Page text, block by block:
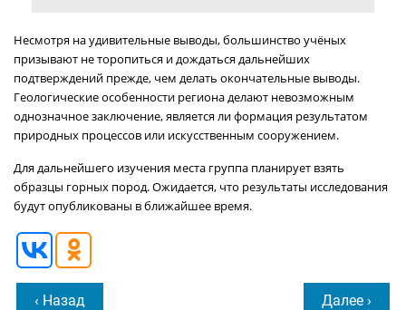
Несмотря на удивительные выводы, большинство учёных
призывают не торопиться и дождаться дальнейших
подтверждений прежде, чем делать окончательные выводы.
Геологические особенности региона делают невозможным
однозначное заключение, является ли формация результатом
природных процессов или искусственным сооружением.
Для дальнейшего изучения места группа планирует взять
образцы горных пород. Ожидается, что результаты исследования
будут опубликованы в ближайшее время.
‹ Назад Далее ›